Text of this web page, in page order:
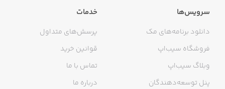
سرویس‌ها
دانلود برنامه‌های مک
فروشگاه سیب‌اپ
وبلاگ سیب‌اپ
پنل توسعه‌دهندگان
خدمات
پرسش‌های متداول
قوانین خرید
تماس با ما
درباره ما